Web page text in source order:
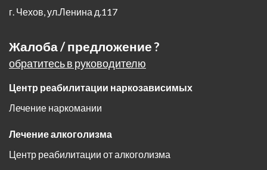
г. Чехов,ул.Ленина д.117
Жалоба / предложение ?
обратитесь в руководителю
Центр реабилитации наркозависимых
Лечение наркомании
Лечение алкоголизма
Центр реабилитации от алкоголизма